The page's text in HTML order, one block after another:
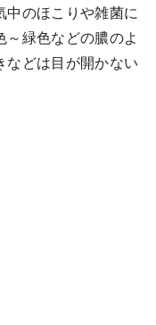
中のほこりや雑菌に
～緑色などの膿のよ
などは目が開かない